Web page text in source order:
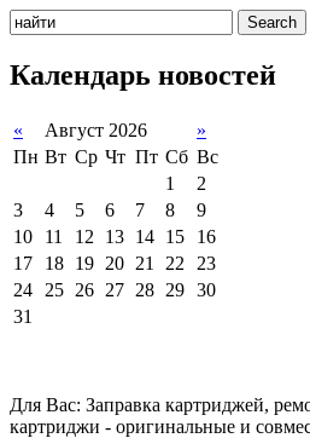
Календарь новостей
« Август 2026
»
Пн Вт Ср Чт Пт Сб Вс
1
2
3
4 5 6 7 8
9
10
11 12 13 14 15
16
17
18 19 20 21 22
23
24
25 26 27 28 29 30
31
Для Вас: Заправка картриджей,
картриджи - оригинальные и